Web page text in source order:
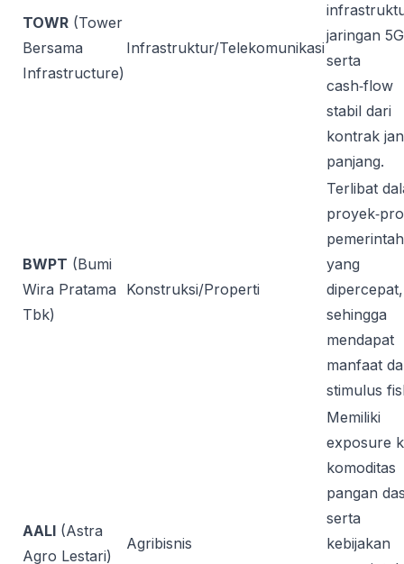
TOWR (Tower
Bersama
Infrastructure)
Infrastruktur/Telekomunikasi
jaringan
serta
cash‑flow
stabil dari
kontrak
panjang.
BWPT (Bumi
Wira Pratama
Tbk)
Konstruksi/Properti
Terlibat
pemerintah
yang
dipercepat,
sehingga
mendapat
manfaat
stimulus
AALI (Astra
Agro Lestari)
Agribisnis
Memiliki
exposure
komoditas
pangan
serta
kebijakan